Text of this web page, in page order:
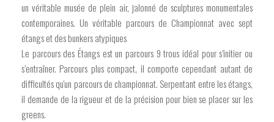
un véritable musée de plein air, jalonné de sculptures monumentales
contemporaines. Un véritable parcours de Championnat avec sept
étangs et des bunkers atypiques
Le parcours des Étangs est un parcours 9 trous idéal pour s’initier ou
s’entraîner. Parcours plus compact, il comporte cependant autant de
difficultés qu'un parcours de championnat. Serpentant entre les étangs,
il demande de la rigueur et de la précision pour bien se placer sur les
greens.